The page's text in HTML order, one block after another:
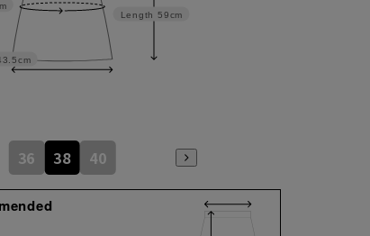
Length 59cm
36 38 40